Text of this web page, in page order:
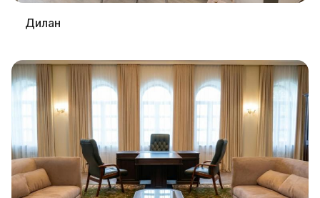
Дилан